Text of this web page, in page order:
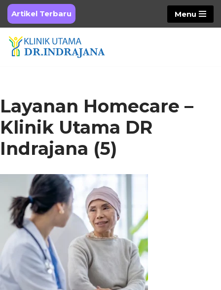
Skip
to
content
Artikel Terbaru Menu
Layanan Homecare –
Klinik Utama DR
Indrajana (5)